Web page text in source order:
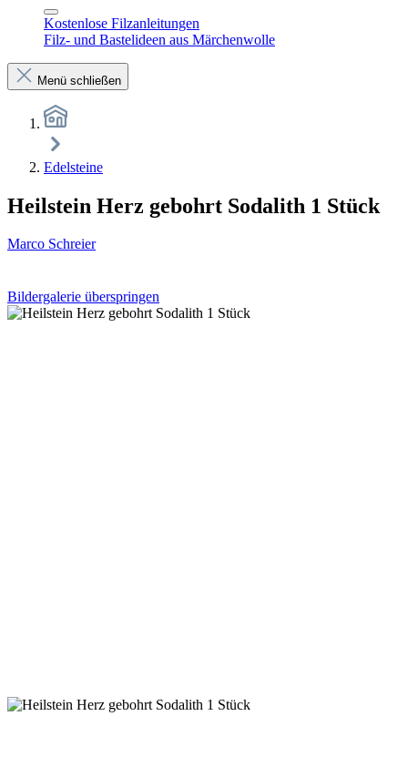
Kostenlose Filzanleitungen
Filz- und Bastelideen aus Märchenwolle
Menü schließen
Edelsteine
Heilstein Herz gebohrt Sodalith 1 Stück
Marco Schreier
Bildergalerie überspringen